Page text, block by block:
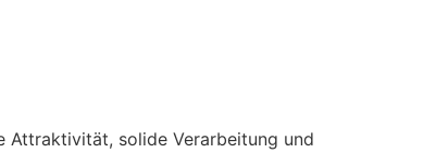
Attraktivität, solide Verarbeitung und